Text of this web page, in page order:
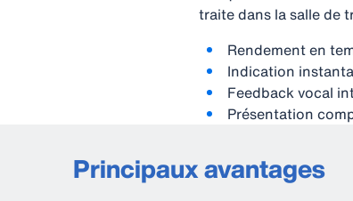
traite dans la salle de
Rendement en
Indication
Feedback vocal
Présentation
Principaux avantages